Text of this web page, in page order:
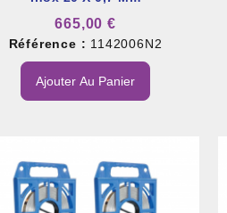
665,00 €
Référence : 1142006N2
Ajouter Au Panier